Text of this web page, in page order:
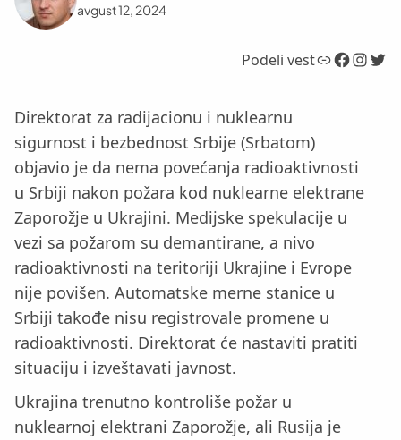
avgust 12, 2024
Podeli vestLink Facebook InstagramTwitter
Direktorat za radijacionu i nuklearnu
sigurnost i bezbednost Srbije (Srbatom)
objavio je da nema povećanja radioaktivnosti
u Srbiji nakon požara kod nuklearne elektrane
Zaporožje u Ukrajini. Medijske spekulacije u
vezi sa požarom su demantirane, a nivo
radioaktivnosti na teritoriji Ukrajine i Evrope
nije povišen. Automatske merne stanice u
Srbiji takođe nisu registrovale promene u
radioaktivnosti. Direktorat će nastaviti pratiti
situaciju i izveštavati javnost.
Ukrajina trenutno kontroliše požar u
nuklearnoj elektrani Zaporožje, ali Rusija je